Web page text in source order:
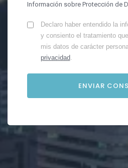
Información sobre Protección de
Declaro haber entendido la
y consiento el tratamiento
mis datos de carácter
privacidad.